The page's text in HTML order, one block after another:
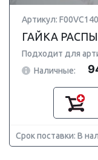
Артикул:
ГАЙКА
Подходит для
Наличные:
Срок поставки: В